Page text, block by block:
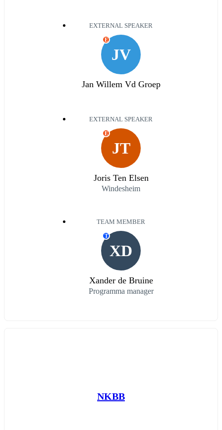
EXTERNAL SPEAKER
JV
E
Jan Willem Vd Groep
EXTERNAL SPEAKER
JT
E
Joris Ten Elsen
Windesheim
TEAM MEMBER
XD
T
Xander de Bruine
Programma manager
NKBB